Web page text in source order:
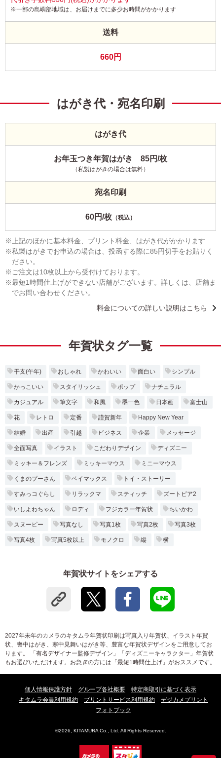
※一部の島嶼部地域は、お届けまでに多少お時間がかかります
送料
660円
はがき代・宛名印刷
はがき代
お年玉つき年賀はがき 85円/枚
（私製はがきの場合は無料）
宛名印刷
60円/枚 （税込）
上記のほかに基本料金、プリント料金、はがき代がかかります
私製はがきでお申込の場合は、投函する際に85円切手をお貼りく
ださい。
ご注文は10枚以上から受付けております。
最短1時間仕上げができない店舗がございます。詳しくは、店舗ま
でお問い合わせください。
料金についての詳しい説明はこちら
年賀状タグ一覧
干支(午年) おしゃれ かわいい 面白い シンプル
かっこいい スタイリッシュ ポップ ナチュラル
カジュアル 筆文字 和風 墨一色 日本画 富士山
花 レトロ 定番 謹賀新年 Happy New Year
結婚 出産 引越 ビジネス 企業 メッセージ
全面写真 イラスト こだわりデザイン ディズニー
ミッキー＆フレンズ ミッキーマウス ミニーマウス
くまのプーさん ベイマックス トイ・ストーリー
すみっコぐらし リラックマ スティッチ ズートピア2
いしよわちゃん ロディ フジカラー年賀状 ちいかわ
スヌーピー 写真なし 写真1枚 写真2枚 写真3枚
写真4枚 写真5枚以上 モノクロ 縦 横
年賀状サイトをシェアする
2027年未年のカメラのキタムラ年賀状印刷は写真入り年賀状、イラスト年賀
状、喪中はがき、寒中見舞いはがき等、豊富な年賀状デザインをご用意してお
ります。 「有名デザイナー監修デザイン」「ディズニーキャラクター」年賀状
もお選びいただけます。お急ぎの方には「最短1時間仕上げ」がおススメです。
個人情報保護方針 グループ各社概要
特定商取引に基づく表示
キタムラ会員利用規約
プリントサービス利用規約
デジカメプリント
フォトブック
©2026, KITAMURA Co., Ltd. All Rights Reserved.